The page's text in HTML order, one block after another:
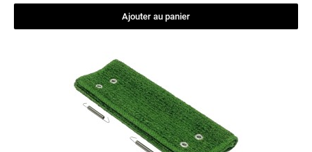
Ajouter au panier